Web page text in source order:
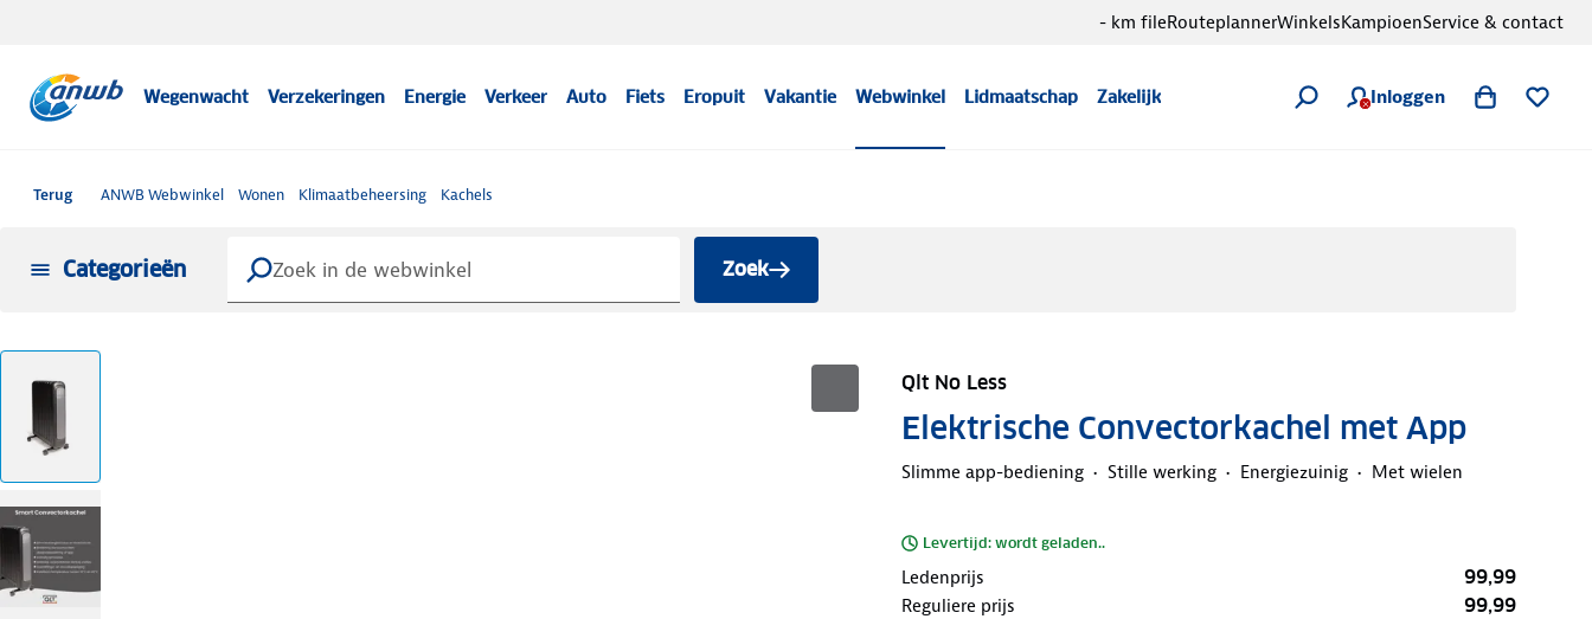
Wegenwacht Verzekeringen Energie Verkeer Auto Fiets Eropuit Vakantie Webwinkel Lidmaatschap Zakelijk Inloggen
- km fileRouteplannerWinkelsKampioenService & contact
Terug ANWB Webwinkel Wonen Klimaatbeheersing Kachels
Categorieën Zoek
Qlt No Less
Elektrische Convectorkachel met App
Slimme app-bediening Stille werking Energiezuinig Met wielen
Levertijd: wordt geladen..
Ledenprijs 99,99
Reguliere prijs 99,99